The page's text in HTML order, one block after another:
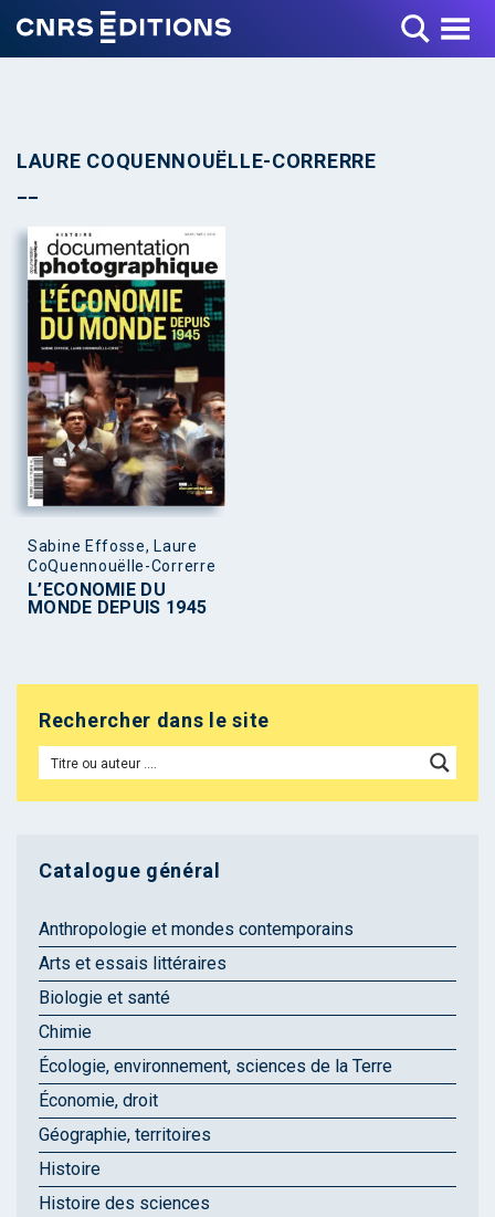
Toggle Menu
LAURE COQUENNOUËLLE-CORRERRE
Sabine Effosse, Laure
CoQuennouëlle-Correrre
L’ECONOMIE DU
MONDE DEPUIS 1945
Rechercher dans le site
Catalogue général
Anthropologie et mondes contemporains
Arts et essais littéraires
Biologie et santé
Chimie
Écologie, environnement, sciences de la Terre
Économie, droit
Géographie, territoires
Histoire
Histoire des sciences